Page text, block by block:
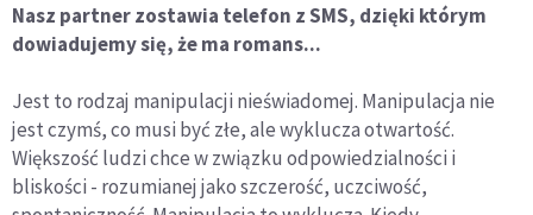
Nasz partner zostawia telefon z SMS, dzięki którym
dowiadujemy się, że ma romans...
Jest to rodzaj manipulacji nieświadomej. Manipulacja nie
jest czymś, co musi być złe, ale wyklucza otwartość.
Większość ludzi chce w związku odpowiedzialności i
bliskości - rozumianej jako szczerość, uczciwość,